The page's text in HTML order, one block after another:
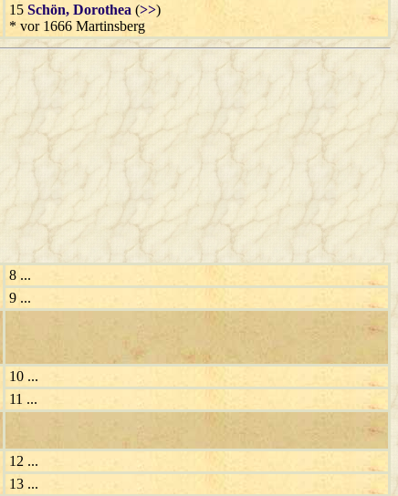
15 Schön, Dorothea (>>)
* vor 1666 Martinsberg
8 ...
9 ...
10 ...
11 ...
12 ...
13 ...